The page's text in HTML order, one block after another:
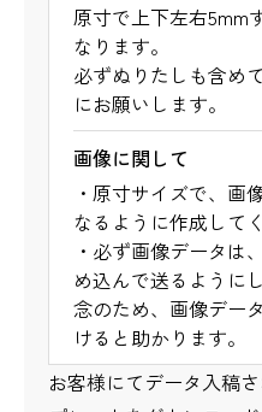
原寸で上下左右5mm
なります。
必ずぬりたしも含め
にお願いします。
画像に関して
・原寸サイズで、画
なるように作成して
・必ず画像データは
め込んで送るように
念のため、画像デー
けると助かります。
お客様にてデータ入稿